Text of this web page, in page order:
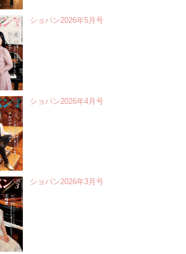
ショパン2026年5月号
ショパン2026年4月号
ショパン2026年3月号